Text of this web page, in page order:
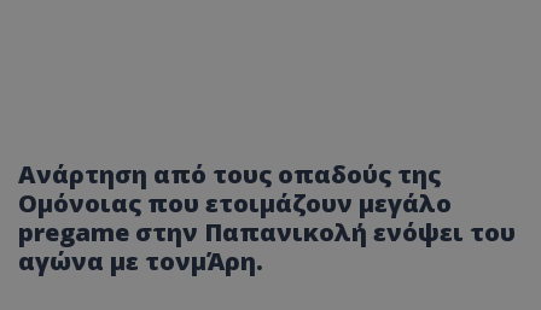
Ανάρτηση από τους οπαδούς της
Ομόνοιας που ετοιμάζουν μεγάλο
pregame στην Παπανικολή ενόψει του
αγώνα με τονμΆρη.